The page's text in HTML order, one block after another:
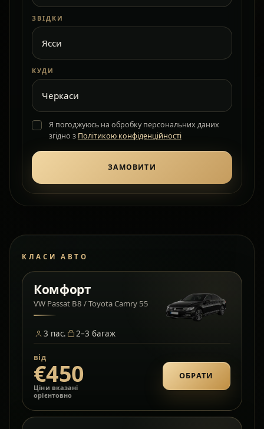
ЗВІДКИ
КУДИ
Я погоджуюсь на обробку персональних даних
згідно з Політикою конфіденційності
ЗАМОВИТИ
КЛАСИ АВТО
Комфорт
VW Passat B8 / Toyota Camry 55
3 пас. 2–3 багаж
від
€450
Ціни вказані
орієнтовно
ОБРАТИ